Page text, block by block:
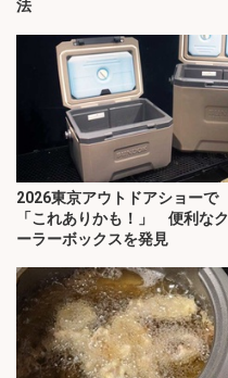
法
2026東京アウトドアショーで
「これありかも！」 便利なク
ーラーボックスを発見